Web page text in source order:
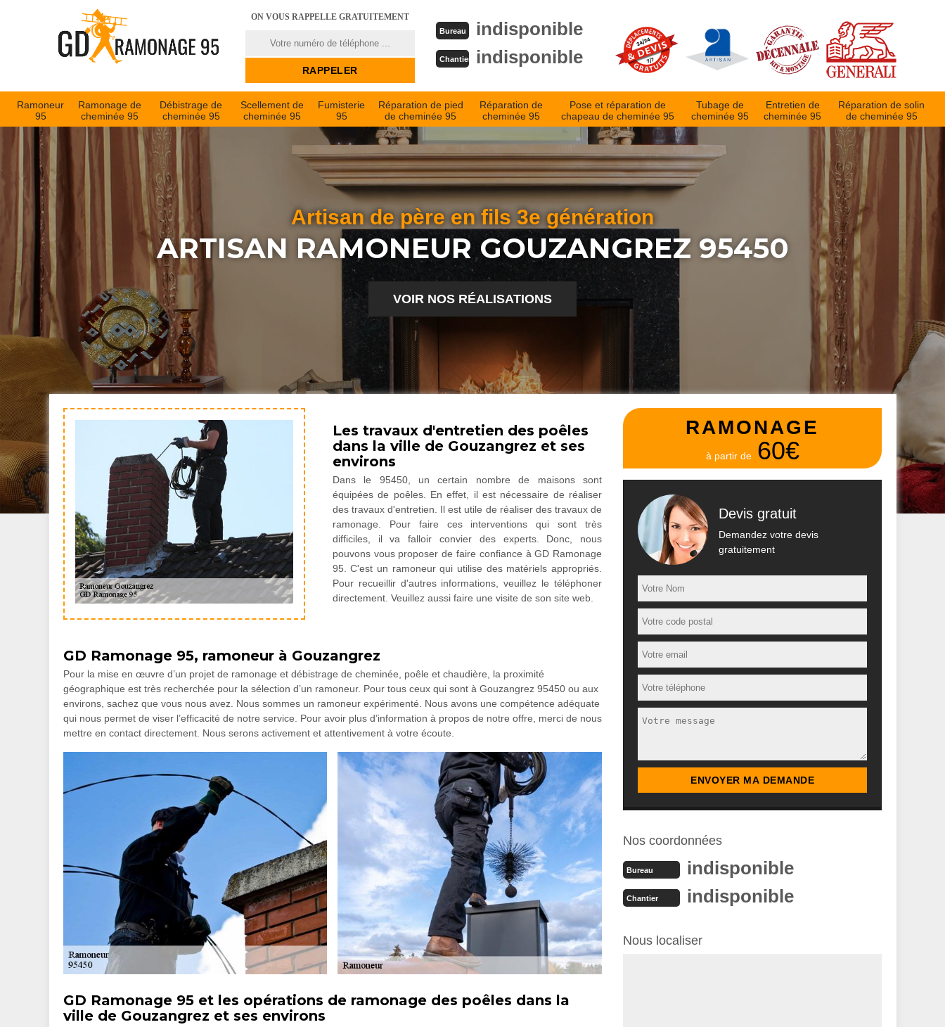
ON VOUS RAPPELLE GRATUITEMENT
Bureau indisponible
Chantier indisponible
Ramoneur
95
Ramonage de
cheminée 95
Débistrage de
cheminée 95
Scellement de
cheminée 95
Fumisterie
95
Réparation de pied
de cheminée 95
Réparation de
cheminée 95
Pose et réparation de
chapeau de cheminée 95
Tubage de
cheminée 95
Entretien de
cheminée 95
Réparation de solin
de cheminée 95
Artisan de père en fils 3e génération
ARTISAN RAMONEUR GOUZANGREZ 95450
VOIR NOS RÉALISATIONS
Les travaux d'entretien des poêles
dans la ville de Gouzangrez et ses
environs
Dans le 95450, un certain nombre de maisons sont
équipées de poêles. En effet, il est nécessaire de réaliser
des travaux d'entretien. Il est utile de réaliser des travaux de
ramonage. Pour faire ces interventions qui sont très
difficiles, il va falloir convier des experts. Donc, nous
pouvons vous proposer de faire confiance à GD Ramonage
95. C'est un ramoneur qui utilise des matériels appropriés.
Pour recueillir d'autres informations, veuillez le téléphoner
directement. Veuillez aussi faire une visite de son site web.
GD Ramonage 95, ramoneur à Gouzangrez
Pour la mise en œuvre d’un projet de ramonage et débistrage de cheminée, poêle et chaudière, la proximité
géographique est très recherchée pour la sélection d’un ramoneur. Pour tous ceux qui sont à Gouzangrez 95450 ou aux
environs, sachez que vous nous avez. Nous sommes un ramoneur expérimenté. Nous avons une compétence adéquate
qui nous permet de viser l’efficacité de notre service. Pour avoir plus d’information à propos de notre offre, merci de nous
mettre en contact directement. Nous serons activement et attentivement à votre écoute.
GD Ramonage 95 et les opérations de ramonage des poêles dans la
ville de Gouzangrez et ses environs
RAMONAGE
à partir de 60€
Devis gratuit
Demandez votre devis
gratuitement
Nos coordonnées
Bureau indisponible
Chantier indisponible
Nous localiser